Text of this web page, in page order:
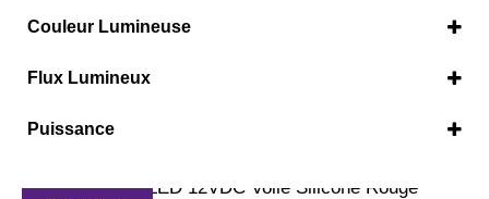
Couleur Lumineuse
Rouge (1)
Flux Lumineux
185 lm/m
Puissance